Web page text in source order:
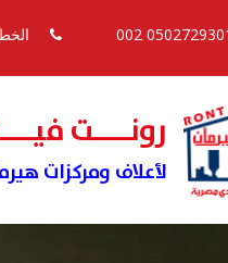
الخط
رونــــت
لأعلاف ومركزات